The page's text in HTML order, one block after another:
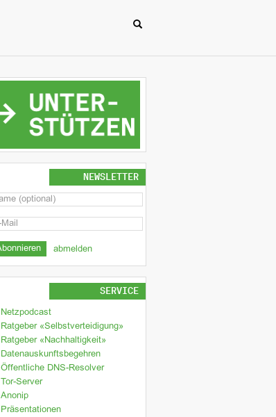
NEWSLETTER
abmelden
SERVICE
Netzpodcast
Ratgeber «Selbstverteidigung»
Ratgeber «Nachhaltigkeit»
Datenauskunftsbegehren
Öffentliche DNS-Resolver
Tor-Server
Anonip
Präsentationen